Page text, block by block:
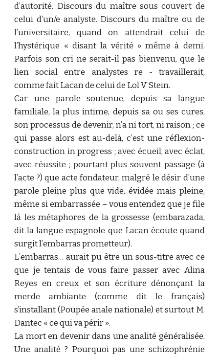
d’autorité. Discours du maître sous couvert de
celui d’un/e analyste. Discours du maître ou de
l’universitaire, quand on attendrait celui de
l’hystérique « disant la vérité » même à demi.
Parfois son cri ne serait-il pas bienvenu, que le
lien social entre analystes re - travaillerait,
comme fait Lacan de celui de Lol V Stein.
Car une parole soutenue, depuis sa langue
familiale, la plus intime, depuis sa ou ses cures,
son processus de devenir, n’a ni tort, ni raison ; ce
qui passe alors est au-delà, c’est une réflexion-
construction in progress ; avec écueil, avec éclat,
avec réussite ; pourtant plus souvent passage (à
l’acte ?) que acte fondateur, malgré le désir d’une
parole pleine plus que vide, évidée mais pleine,
même si embarrassée – vous entendez que je file
là les métaphores de la grossesse (embarazada,
dit la langue espagnole que Lacan écoute quand
surgit l’embarras prometteur).
L’embarras… aurait pu être un sous-titre avec ce
que je tentais de vous faire passer avec Alina
Reyes en creux et son écriture dénonçant la
merde ambiante (comme dit le français)
s’installant (Poupée anale nationale) et surtout M.
Dantec « ce qui va périr ».
La mort en devenir dans une analité généralisée.
Une analité ? Pourquoi pas une schizophrénie